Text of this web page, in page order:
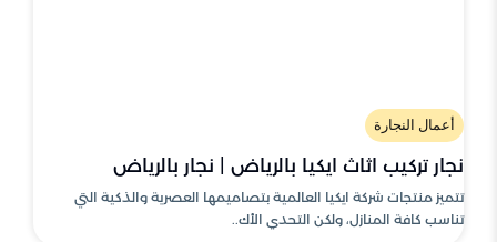
أعمال النجارة
نجار تركيب اثاث ايكيا بالرياض | نجار بالرياض
تتميز منتجات شركة ايكيا العالمية بتصاميمها العصرية والذكية التي
تناسب كافة المنازل، ولكن التحدي الأك..